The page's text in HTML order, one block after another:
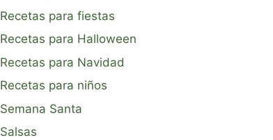
Recetas para fiestas
Recetas para Halloween
Recetas para Navidad
Recetas para niños
Semana Santa
Salsas